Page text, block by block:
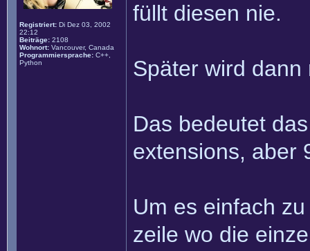
Registriert: Di Dez 03, 2002
22:12
Beiträge: 2108
Wohnort: Vancouver, Canada
Programmiersprache: C++,
Python
füllt diesen nie.
Später wird
Das bedeutet
extensions, aber
Um es einfach
zeile wo die